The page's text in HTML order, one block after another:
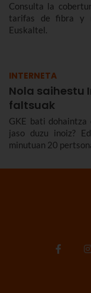
Consulta la
tarifas de fibra y
Euskaltel.
INTERNETA
Nola saihestu
faltsuak
GKE bati
jaso duzu inoiz?
minutuan 20